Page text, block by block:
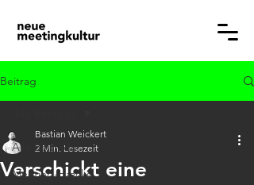
Beitrag
Alle Beiträge
Meeting-Hæcks
Verschickt eine
Bastian Weickert
2 Min. Lesezeit